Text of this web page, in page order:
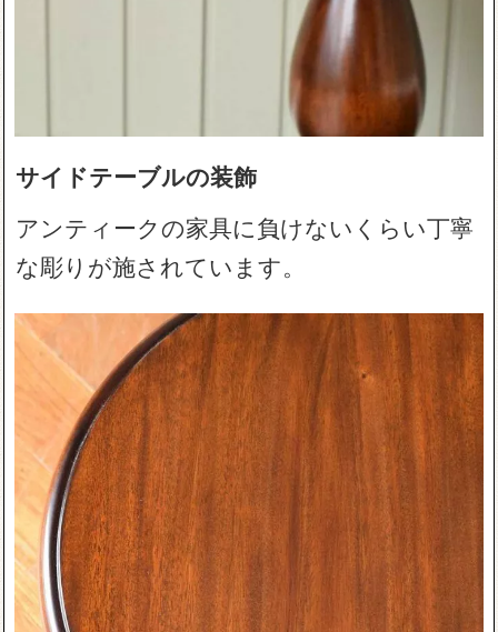
サイドテーブルの装飾
アンティークの家具に負けないくらい丁寧
な彫りが施されています。